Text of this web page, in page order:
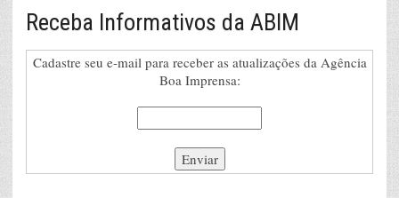
Receba Informativos da ABIM
Cadastre seu e-mail para receber as atualizações da Agência
Boa Imprensa: